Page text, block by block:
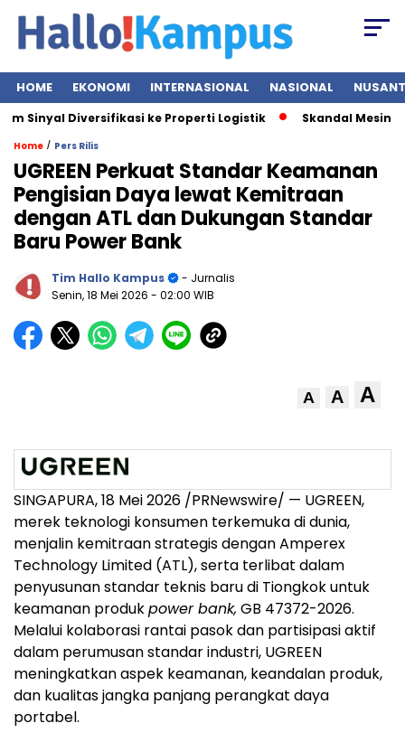
HOME EKONOMI INTERNASIONAL NASIONAL
Sinyal Diversifikasi ke Properti Logistik Skandal Mesin
Home / Pers Rilis
UGREEN Perkuat Standar Keamanan
Pengisian Daya lewat Kemitraan
dengan ATL dan Dukungan Standar
Baru Power Bank
Tim Hallo Kampus
- Jurnalis
Senin, 18 Mei 2026 - 02:00 WIB
A A A
SINGAPURA, 18 Mei 2026 /PRNewswire/ — UGREEN,
merek teknologi konsumen terkemuka di dunia,
menjalin kemitraan strategis dengan Amperex
Technology Limited (ATL), serta terlibat dalam
penyusunan standar teknis baru di Tiongkok untuk
keamanan produkpower bank, GB 47372-2026.
Melalui kolaborasi rantai pasok dan partisipasi aktif
dalam perumusan standar industri, UGREEN
meningkatkan aspek keamanan, keandalan produk,
dan kualitas jangka panjang perangkat daya
portabel.